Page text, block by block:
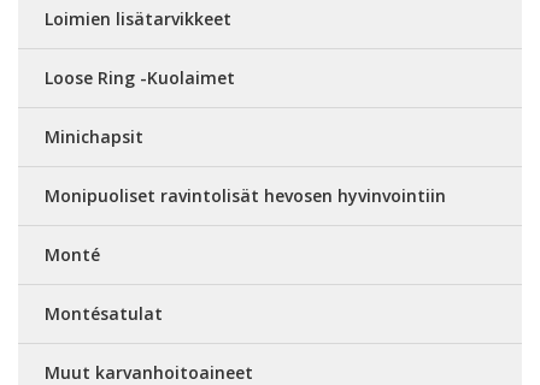
Loimien lisätarvikkeet
Loose Ring -Kuolaimet
Minichapsit
Monipuoliset ravintolisät hevosen hyvinvointiin
Monté
Montésatulat
Muut karvanhoitoaineet